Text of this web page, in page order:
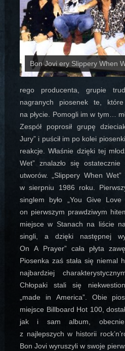
Bon Jovi ery Slippery When
rego producenta, grupie
nagranych piosenek te,
na płycie. Pomogli im w tym…
Zespół poprosił grupę
Jury” i puścił im po kolei
reakcje. Właśnie dzięki tej
Wet” znalazło się
utworów. „Slippery When
w sierpniu 1986 roku.
singlem było „You Give
on pierwszym prawdziwym
miejsce w Stanach na liście
singli, a dzięki następnej
On A Prayer” cała płyta
Piosenka zaś stała się niemal
najbardziej
Chłopaki stali się
„made in America”. Obie
miejsce Billboard Hot 100,
jak i sam album,
z najlepszych w historii
Bon Jovi wyruszyli w swoje